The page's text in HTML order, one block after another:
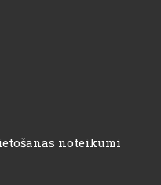
noteikumi